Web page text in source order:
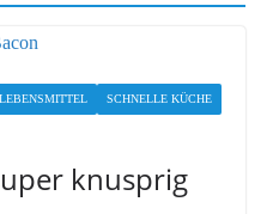
LEBENSMITTEL SCHNELLE KÜCHE
knusprig